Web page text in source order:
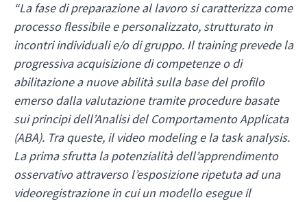
“La fase di preparazione al lavoro si caratterizza come
processo flessibile e personalizzato, strutturato in
incontri individuali e/o di gruppo. Il training prevede la
progressiva acquisizione di competenze o di
abilitazione a nuove abilità sulla base del profilo
emerso dalla valutazione tramite procedure basate
sui principi dell’Analisi del Comportamento Applicata
(ABA). Tra queste, il video modeling e la task analysis.
La prima sfrutta la potenzialità dell’apprendimento
osservativo attraverso l’esposizione ripetuta ad una
videoregistrazione in cui un modello esegue il